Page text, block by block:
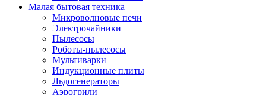
Малая бытовая техника
Микроволновые печи
Электрочайники
Пылесосы
Роботы-пылесосы
Мультиварки
Индукционные плиты
Льдогенераторы
Аэрогрили